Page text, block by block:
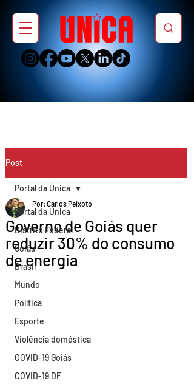
Post
Portal da Única
Distrito Federal
Goiás
Brasil
Mundo
Política
Esporte
Violência doméstica
COVID-19 Goiás
COVID-19 DF
Portal da Única
Governo de Goiás quer
reduzir 30% do consumo
de energia
Por: Carlos Peixoto